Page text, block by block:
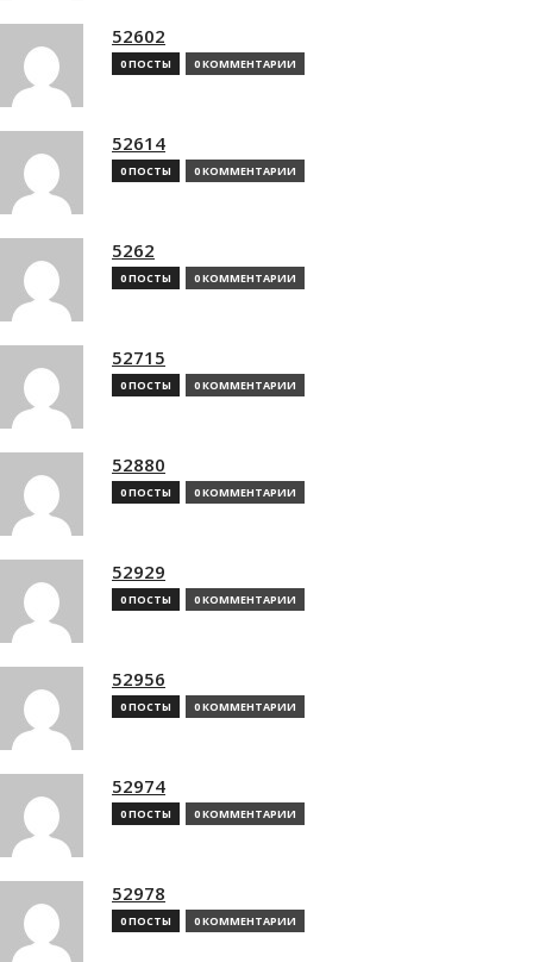
52602
0 ПОСТЫ 0 КОММЕНТАРИИ
52614
0 ПОСТЫ 0 КОММЕНТАРИИ
5262
0 ПОСТЫ 0 КОММЕНТАРИИ
52715
0 ПОСТЫ 0 КОММЕНТАРИИ
52880
0 ПОСТЫ 0 КОММЕНТАРИИ
52929
0 ПОСТЫ 0 КОММЕНТАРИИ
52956
0 ПОСТЫ 0 КОММЕНТАРИИ
52974
0 ПОСТЫ 0 КОММЕНТАРИИ
52978
0 ПОСТЫ 0 КОММЕНТАРИИ